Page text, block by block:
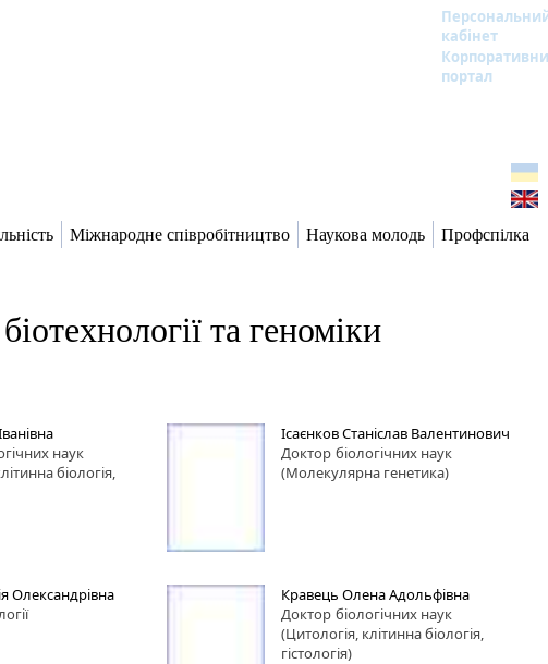
кабінет
портал
Міжнародне співробітництво Наукова молодь Профспілка
та геноміки
наук
біологія,
Ісаєнков Станіслав Валентинович
Доктор біологічних наук
(Молекулярна генетика)
Олександрівна
Кравець Олена Адольфівна
Доктор біологічних наук
(Цитологія, клітинна біологія,
гістологія)